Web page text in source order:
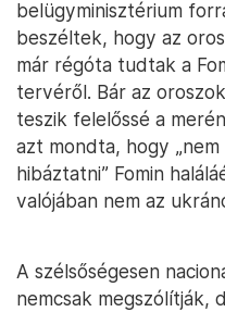
belügyminisztérium
beszéltek, hogy az
már régóta tudtak a
tervéről. Bár az
teszik felelőssé a
azt mondta, hogy
hibáztatni” Fomin
valójában nem az
A szélsőségesen
nemcsak megszólítják,